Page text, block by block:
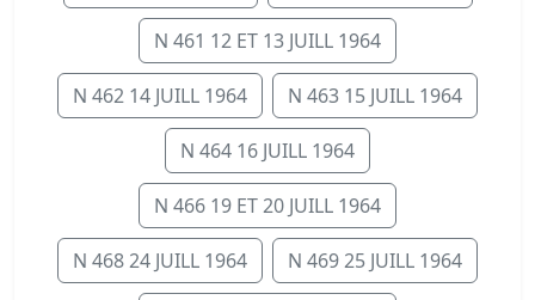
N 461 12 ET 13 JUILL 1964
N 462 14 JUILL 1964 N 463 15 JUILL 1964
N 464 16 JUILL 1964
N 466 19 ET 20 JUILL 1964
N 468 24 JUILL 1964 N 469 25 JUILL 1964